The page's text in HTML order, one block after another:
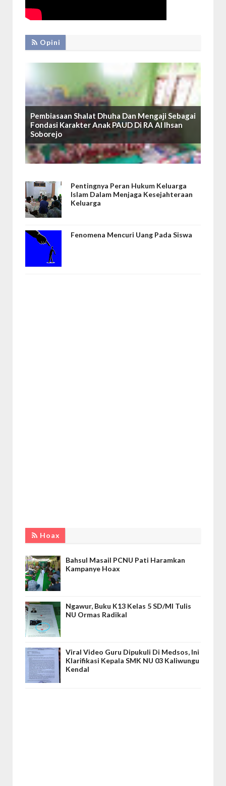
Opini
Pembiasaan Shalat Dhuha Dan Mengaji Sebagai
Fondasi Karakter Anak PAUD Di RA Al Ihsan
Soborejo
Pentingnya Peran Hukum Keluarga
Islam Dalam Menjaga Kesejahteraan
Keluarga
Fenomena Mencuri Uang Pada Siswa
Hoax
Bahsul Masail PCNU Pati Haramkan
Kampanye Hoax
Ngawur, Buku K13 Kelas 5 SD/MI Tulis
NU Ormas Radikal
Viral Video Guru Dipukuli Di Medsos, Ini
Klarifikasi Kepala SMK NU 03 Kaliwungu
Kendal